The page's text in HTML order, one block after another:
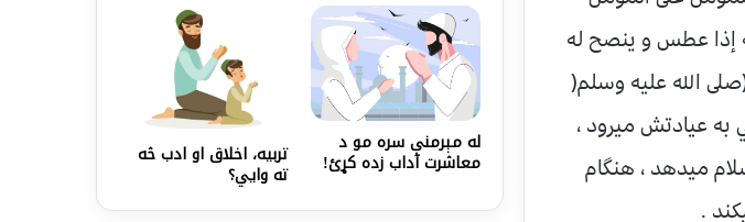
إذا عطس و ينصح له
الله عليه وسلم(
عيادتش ميرود ،
ميدهد ، هنگام
.
له مېرمنې سره مو د
معاشرت آداب زده کړئ! تربیه، اخلاق او ادب څه
ته وایي؟